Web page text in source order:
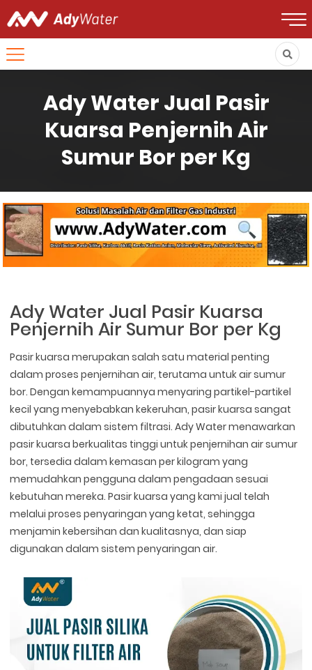
Ady Water Jual Pasir
Kuarsa Penjernih Air
Sumur Bor per Kg
Ady Water Jual Pasir Kuarsa
Penjernih Air Sumur Bor per Kg
Pasir kuarsa merupakan salah satu material penting
dalam proses penjernihan air, terutama untuk air sumur
bor. Dengan kemampuannya menyaring partikel-partikel
kecil yang menyebabkan kekeruhan, pasir kuarsa sangat
dibutuhkan dalam sistem filtrasi. Ady Water menawarkan
pasir kuarsa berkualitas tinggi untuk penjernihan air sumur
bor, tersedia dalam kemasan per kilogram yang
memudahkan pengguna dalam pengadaan sesuai
kebutuhan mereka. Pasir kuarsa yang kami jual telah
melalui proses penyaringan yang ketat, sehingga
menjamin kebersihan dan kualitasnya, dan siap
digunakan dalam sistem penyaringan air.